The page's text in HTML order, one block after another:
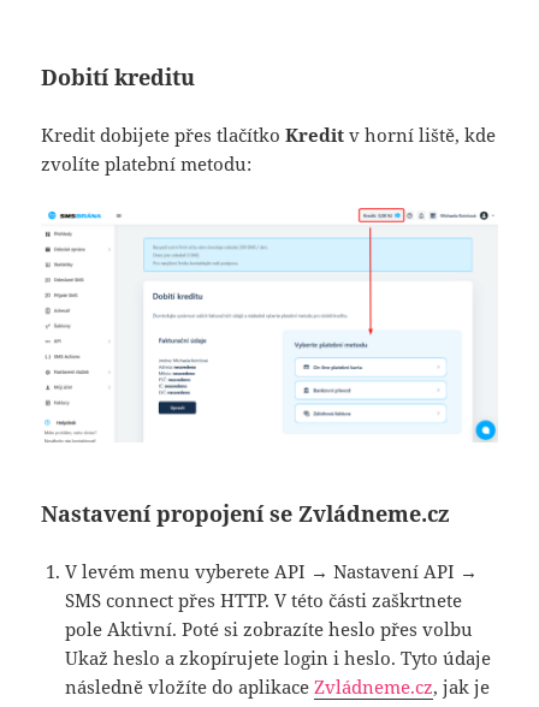
Dobití kreditu
Kredit dobijete přes tlačítkoKredit v horní liště, kde
zvolíte platební metodu:
Nastavení propojení se Zvládneme.cz
V levém menu vyberete API → Nastavení API →
SMS connect přes HTTP. V této části zaškrtnete
pole Aktivní. Poté si zobrazíte heslo přes volbu
Ukaž heslo a zkopírujete login i heslo. Tyto údaje
následně vložíte do aplikaceZvládneme.cz, jak je